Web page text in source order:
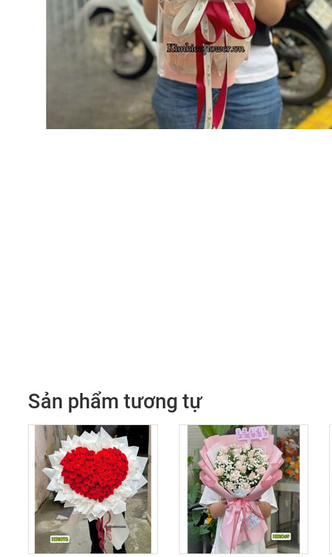
Sản phẩm tương tự